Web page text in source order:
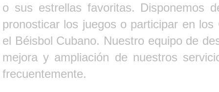
o sus estrellas favoritas. Disponemos
pronosticar los juegos o participar en
el Béisbol Cubano. Nuestro equipo de
mejora y ampliación de nuestros
frecuentemente.